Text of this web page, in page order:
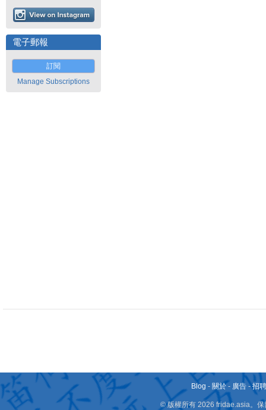
電子郵報
訂閱
Manage Subscriptions
Blog - 關於 - 廣告 -招
© 版權所有 2026 fridae.asia。